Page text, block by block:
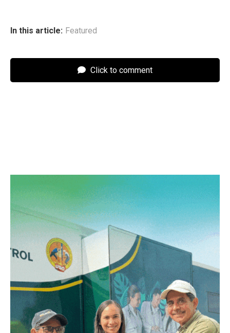
In this article: Featured
Click to comment